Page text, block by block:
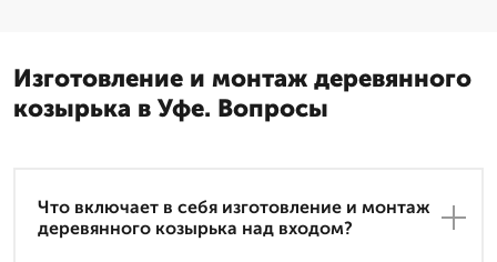
Изготовление и монтаж деревянного
козырька в Уфе. Вопросы
Что включает в себя изготовление и монтаж
деревянного козырька над входом?